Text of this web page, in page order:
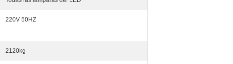
220V 50HZ
2120kg